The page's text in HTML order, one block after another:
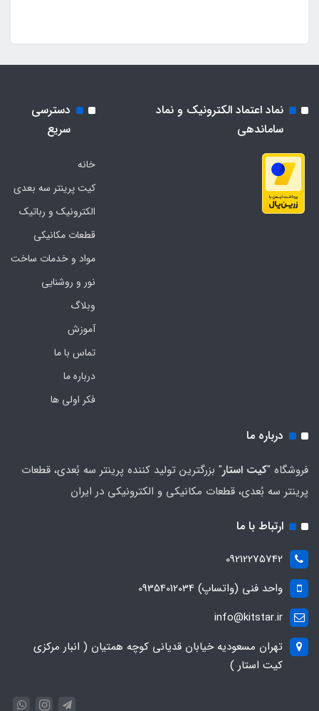
نماد اعتماد الکترونیک و نماد
ساماندهی
دسترسی
سریع
خانه
کیت پرینتر سه بعدی
الکترونیک و رباتیک
قطعات مکانیکی
مواد و خدمات ساخت
نور و روشنایی
وبلاگ
آموزش
تماس با ما
درباره ما
فکر اولی ها
درباره ما
فروشگاه "کیت استار" بزرگترین تولید کننده پرینتر سه بُعدی، قطعات
پرینتر سه بُعدی، قطعات مکانیکی و الکترونیکی در ایران
ارتباط با ما
09212275742
واحد فنی (واتساپ) 09354012034
info@kitstar.ir
تهران مسعودیه خیابان قدیانی کوچه همتیان ( انبار مرکزی
کیت استار )